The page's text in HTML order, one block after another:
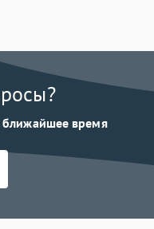
1 год
ближайшее время